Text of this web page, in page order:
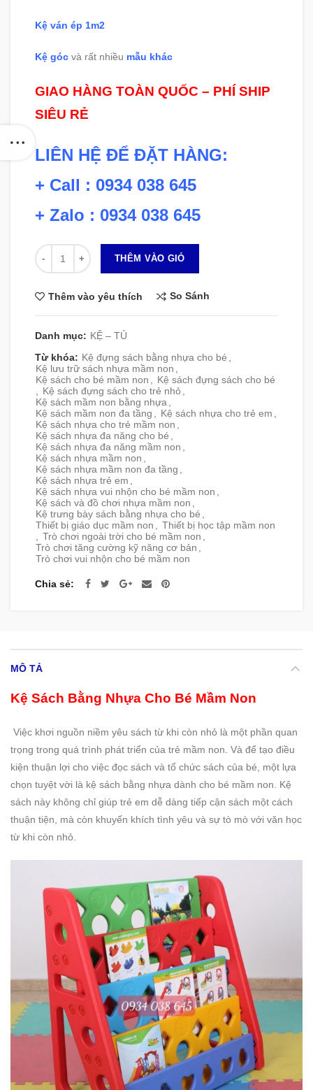
Kệ ván ép 1m2
Kệ góc và rất nhiều mẫu khác
GIAO HÀNG TOÀN QUỐC – PHÍ SHIP
SIÊU RẺ
LIÊN HỆ ĐỂ ĐẶT HÀNG:
+ Call : 0934 038 645
+ Zalo : 0934 038 645
Số lượng
THÊM VÀO GIỎ
Thêm vào yêu thích So Sánh
Danh mục: KỆ – TỦ
Từ khóa: Kệ đựng sách bằng nhựa cho bé ,
Kệ lưu trữ sách nhựa mầm non ,
Kệ sách cho bé mầm non , Kệ sách đựng sách cho bé
, Kệ sách đựng sách cho trẻ nhỏ ,
Kệ sách mầm non bằng nhựa,
Kệ sách mầm non đa tầng , Kệ sách nhựa cho trẻ em ,
Kệ sách nhựa cho trẻ mầm non ,
Kệ sách nhựa đa năng cho bé ,
Kệ sách nhựa đa năng mầm non ,
Kệ sách nhựa mầm non ,
Kệ sách nhựa mầm non đa tầng ,
Kệ sách nhựa trẻ em ,
Kệ sách nhựa vui nhộn cho bé mầm non ,
Kệ sách và đồ chơi nhựa mầm non ,
Kệ trưng bày sách bằng nhựa cho bé ,
Thiết bị giáo dục mầm non , Thiết bị học tập mầm non
, Trò chơi ngoài trời cho bé mầm non ,
Trò chơi tăng cường kỹ năng cơ bản ,
Trò chơi vui nhộn cho bé mầm non
Chia sẻ
MÔ TẢ
Kệ Sách Bằng Nhựa Cho Bé Mầm Non
Việc khơi nguồn niềm yêu sách từ khi còn nhỏ là một phần quan
trọng trong quá trình phát triển của trẻ mầm non. Và để tạo điều
kiện thuận lợi cho việc đọc sách và tổ chức sách của bé, một lựa
chọn tuyệt vời là kệ sách bằng nhựa dành cho bé mầm non. Kệ
sách này không chỉ giúp trẻ em dễ dàng tiếp cận sách một cách
thuận tiện, mà còn khuyến khích tình yêu và sự tò mò với văn học
từ khi còn nhỏ.